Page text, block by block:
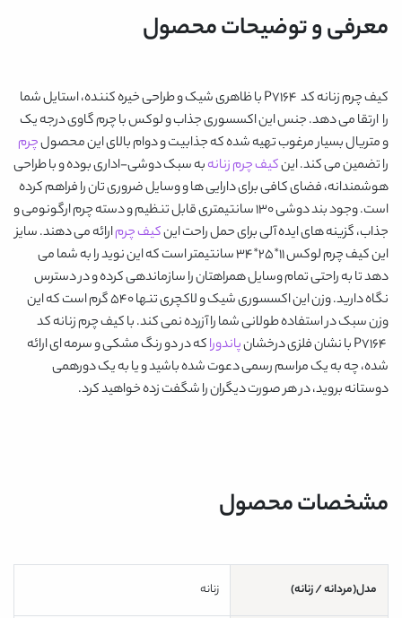
معرفی و توضیحات محصول
کیف چرم زنانه کد P7164
با ظاهری شیک و طراحی خیره کننده، استایل شما
را ارتقا می دهد. جنس این اکسسوری جذاب و لوکس با چرم گاوی درجه یک
و متریال بسیار مرغوب تهیه شده که جذابیت و دوام بالای این محصولچرم
را تضمین می کند. اینکیف چرم زنانهبه سبک دوشی-اداری بوده و با طراحی
هوشمندانه، فضای کافی برای دارایی ها و وسایل ضروری تان را فراهم کرده
است. وجود بند دوشی 130 سانتیمتری قابل تنظیم و دسته چرم ارگونومی و
جذاب، گزینه های ایده آلی برای حمل راحت اینکیف چرمارائه می دهند. سایز
این کیف چرم لوکس 11*25*34 سانتیمتر است که این نوید را به شما می
دهد تا به راحتی تمام وسایل همراهتان را سازماندهی کرده و در دسترس
نگاه دارید. وزن این اکسسوری شیک و لاکچری تنها 540 گرم است که این
وزن سبک در استفاده طولانی شما را آزرده نمی کند. باکیف چرم زنانه کد
با نشان فلزی درخشانپاندوراکه در دو رنگ مشکی و سرمه ای ارائه
شده، چه به یک مراسم رسمی دعوت شده باشید و یا به یک دورهمی
دوستانه بروید، در هر صورت دیگران را شگفت زده خواهید کرد.
مشخصات محصول
مدل(مردانه / زنانه) زنانه